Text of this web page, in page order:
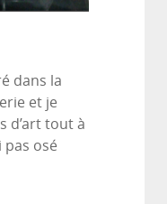
dans la
et je
d’art tout à
pas osé